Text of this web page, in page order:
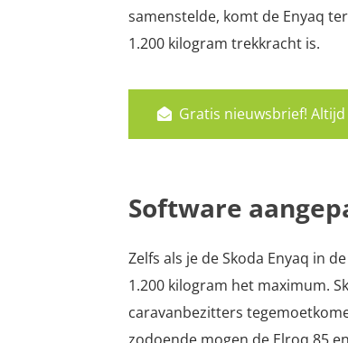
samenstelde, komt de Enyaq
1.200 kilogram trekkracht is.
Gratis nieuwsbrief!
Software
Zelfs als je de Skoda Enyaq in
1.200 kilogram het maximum.
caravanbezitters